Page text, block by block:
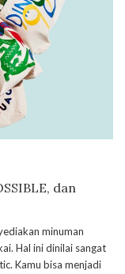
dan
minuman
Hal ini dinilai sangat
Kamu bisa menjadi